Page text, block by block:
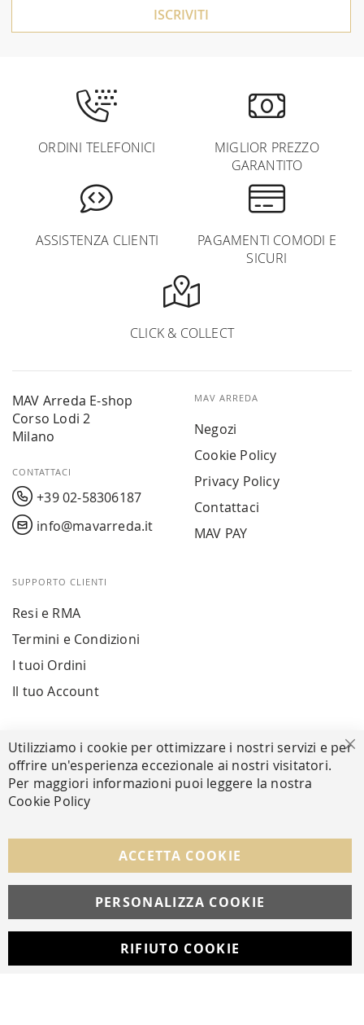
ISCRIVITI
ORDINI TELEFONICI
MIGLIOR PREZZO
GARANTITO
ASSISTENZA CLIENTI
PAGAMENTI COMODI E
SICURI
CLICK & COLLECT
MAV Arreda E-shop
Corso Lodi 2
Milano
CONTATTACI
+39 02-58306187
info@mavarreda.it
MAV ARREDA
Negozi
Cookie Policy
Privacy Policy
Contattaci
MAV PAY
SUPPORTO CLIENTI
Resi e RMA
Termini e Condizioni
I tuoi Ordini
Il tuo Account
Facebook Instagram Whatsapp
© Copyright MAV Arreda s.r.l. | P.IVA IT05919160969
Via Galileo Galilei, 14 | Milano
Utilizziamo i cookie per ottimizzare i nostri servizi e per
offrire un'esperienza eccezionale ai nostri visitatori.
Per maggiori informazioni puoi leggere la nostra
Cookie Policy
ACCETTA COOKIE
PERSONALIZZA COOKIE
RIFIUTO COOKIE